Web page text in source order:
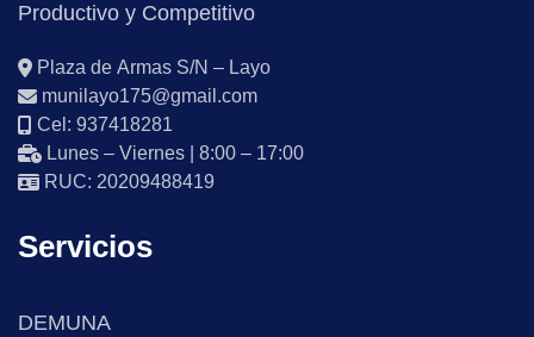
Productivo y Competitivo
Plaza de Armas S/N – Layo
munilayo175@gmail.com
Cel: 937418281
Lunes – Viernes | 8:00 – 17:00
RUC: 20209488419
Servicios
DEMUNA